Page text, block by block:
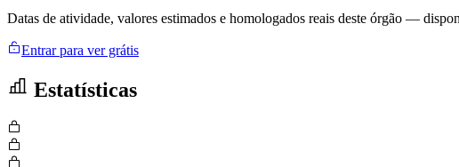
Datas de atividade, valores estimados e homologados reais deste órgão —
Entrar para ver grátis
Estatísticas